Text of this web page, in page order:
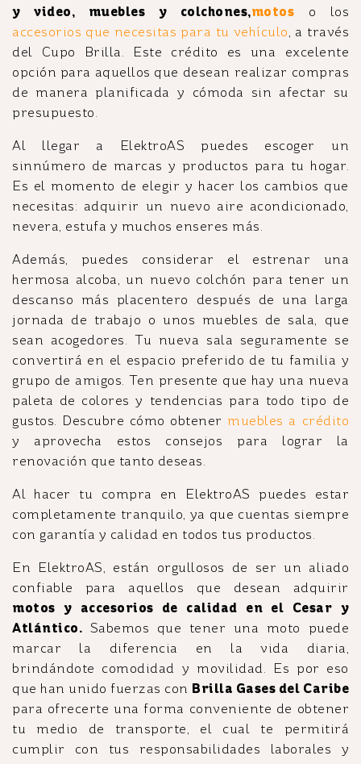
y video, muebles y colchones,motos
o los
accesorios que necesitas para tu vehículo, a través
del Cupo Brilla. Este crédito es una excelente
opción para aquellos que desean realizar compras
de manera planificada y cómoda sin afectar su
presupuesto.
Al llegar a ElektroAS puedes escoger un
sinnúmero de marcas y productos para tu hogar.
Es el momento de elegir y hacer los cambios que
necesitas: adquirir un nuevo aire acondicionado,
nevera, estufa y muchos enseres más.
Además, puedes considerar el estrenar una
hermosa alcoba, un nuevo colchón para tener un
descanso más placentero después de una larga
jornada de trabajo o unos muebles de sala, que
sean acogedores. Tu nueva sala seguramente se
convertirá en el espacio preferido de tu familia y
grupo de amigos. Ten presente que hay una nueva
paleta de colores y tendencias para todo tipo de
gustos. Descubre cómo obtener muebles a crédito
y aprovecha estos consejos para lograr la
renovación que tanto deseas.
Al hacer tu compra en ElektroAS puedes estar
completamente tranquilo, ya que cuentas siempre
con garantía y calidad en todos tus productos.
En ElektroAS, están orgullosos de ser un aliado
confiable para aquellos que desean adquirir
motos y accesorios de calidad en el Cesar y
Atlántico. Sabemos que tener una moto puede
marcar la diferencia en la vida diaria,
brindándote comodidad y movilidad. Es por eso
que han unido fuerzas con Brilla Gases del Caribe
para ofrecerte una forma conveniente de obtener
tu medio de transporte, el cual te permitirá
cumplir con tus responsabilidades laborales y